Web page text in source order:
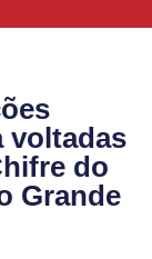
voltadas
do
Grande